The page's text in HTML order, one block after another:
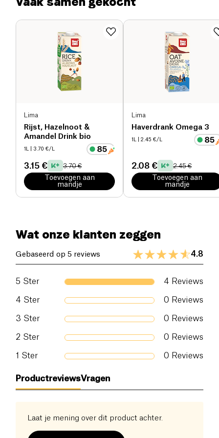
Lima
Rijst, Hazelnoot &
Amandel Drink bio
1L | 3.70 €/L
3.15 € 3.70 €
Toevoegen aan
mandje
Lima
Haverdrank Omega 3
1L | 2.45 €/L
2.08 € 2.45 €
Toevoegen aan
mandje
Voedingsvezels (g) 0 g
Wat onze klanten zeggen
Gebaseerd op 5 reviews 4.8
5 Ster 4 Reviews
4 Ster 0 Reviews
3 Ster 0 Reviews
2 Ster 0 Reviews
1 Ster 0 Reviews
ProductreviewsVragen
Laat je mening over dit product achter.